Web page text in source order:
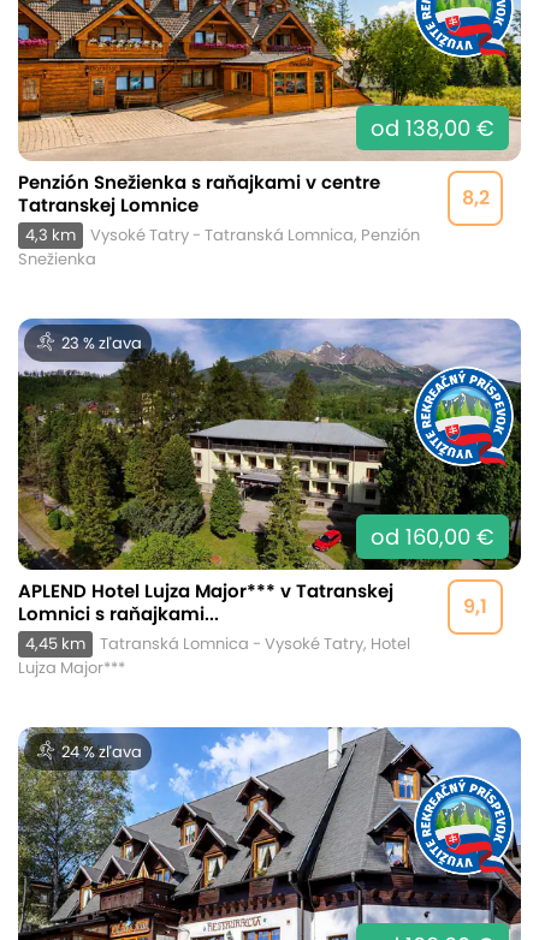
od 138,00 €
8,2
Penzión Snežienka s raňajkami v centre
Tatranskej Lomnice
4,3 km
Vysoké Tatry - Tatranská Lomnica, Penzión
Snežienka
23 % zľava
od 160,00 €
9,1
APLEND Hotel Lujza Major*** v Tatranskej
Lomnici s raňajkami...
4,45 km
Tatranská Lomnica - Vysoké Tatry, Hotel
Lujza Major***
24 % zľava